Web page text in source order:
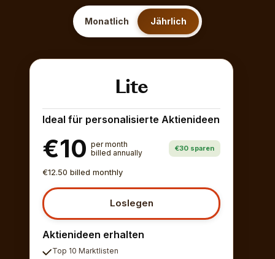
Monatlich Jährlich
Lite
Ideal für personalisierte Aktienideen
€10 per month
billed annually
€30 sparen
€12.50 billed monthly
Loslegen
Aktienideen erhalten
Top 10 Marktlisten